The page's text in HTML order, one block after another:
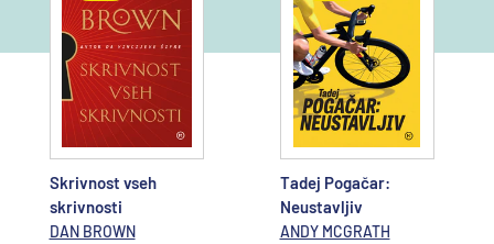
Dodajte v
košarico
Skrivnost vseh
skrivnosti
DAN BROWN
Dodajte v
košarico
Tadej Pogačar:
Neustavljiv
ANDY MCGRATH